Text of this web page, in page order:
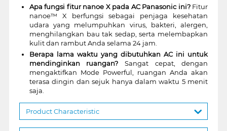
Apa fungsi fitur nanoe X pada AC Panasonic ini?Fitur
nanoe™ X berfungsi sebagai penjaga kesehatan
udara yang melumpuhkan virus, bakteri, alergen,
menghilangkan bau tak sedap, serta melembapkan
kulit dan rambut Anda selama 24 jam.
Berapa lama waktu yang dibutuhkan AC ini untuk
mendinginkan ruangan? Sangat cepat, dengan
mengaktifkan Mode Powerful, ruangan Anda akan
terasa dingin dan sejuk hanya dalam waktu 5 menit
saja.
Product Characteristic